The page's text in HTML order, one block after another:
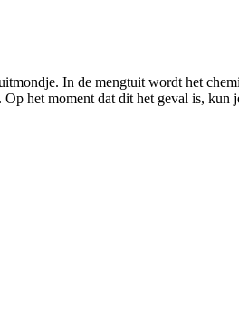
In de mengtuit wordt het
het moment dat dit het geval is, kun